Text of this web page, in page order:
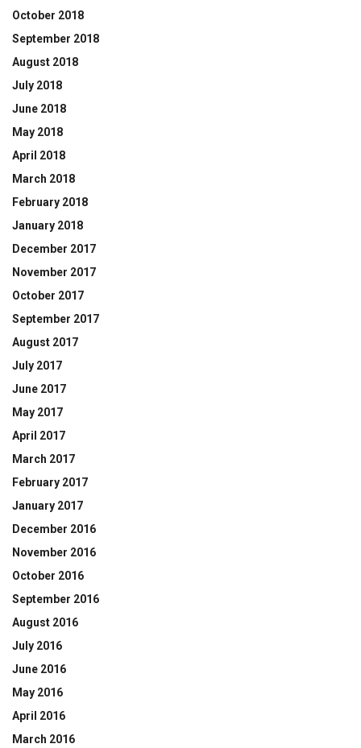
October 2018
September 2018
August 2018
July 2018
June 2018
May 2018
April 2018
March 2018
February 2018
January 2018
December 2017
November 2017
October 2017
September 2017
August 2017
July 2017
June 2017
May 2017
April 2017
March 2017
February 2017
January 2017
December 2016
November 2016
October 2016
September 2016
August 2016
July 2016
June 2016
May 2016
April 2016
March 2016